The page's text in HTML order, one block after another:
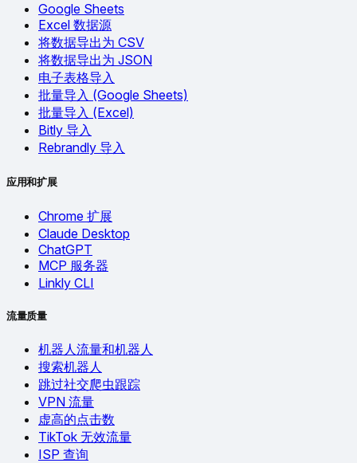
Google Sheets
Excel 数据源
将数据导出为 CSV
将数据导出为 JSON
电子表格导入
批量导入 (Google Sheets)
批量导入 (Excel)
Bitly 导入
Rebrandly 导入
应用和扩展
Chrome 扩展
Claude Desktop
ChatGPT
MCP 服务器
Linkly CLI
流量质量
机器人流量和机器人
搜索机器人
跳过社交爬虫跟踪
VPN 流量
虚高的点击数
TikTok 无效流量
ISP 查询